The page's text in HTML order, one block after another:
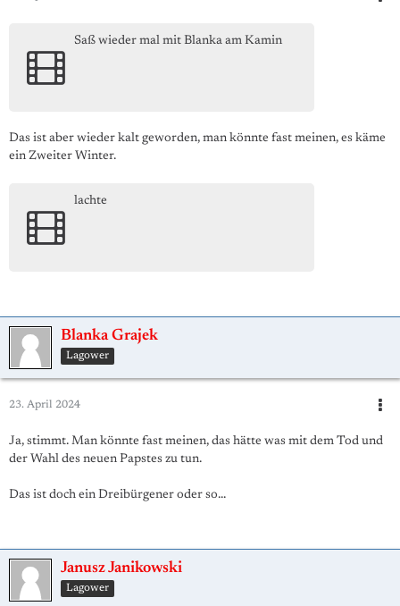
Saß wieder mal mit Blanka am Kamin
Das ist aber wieder kalt geworden, man könnte fast meinen, es käme
ein Zweiter Winter.
lachte
Blanka Grajek
Lagower
23. April 2024
Ja, stimmt. Man könnte fast meinen, das hätte was mit dem Tod und
der Wahl des neuen Papstes zu tun.
Das ist doch ein Dreibürgener oder so...
Janusz Janikowski
Lagower